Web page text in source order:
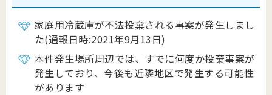
家庭用冷蔵庫が不法投棄される事案が発生しまし
た(通報日時:2021年9月13日)
本件発生場所周辺では、すでに何度か投棄事案が
発生しており、今後も近隣地区で発生する可能性
があります